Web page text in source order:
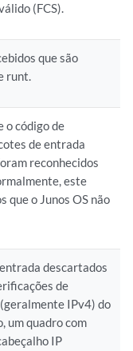
(FCS).
que são
runt.
o código de
de entrada
reconhecidos
este
que o Junos OS não
descartados
de
IPv4) do
um quadro com
IP